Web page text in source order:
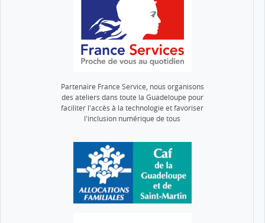
Partenaire France Service, nous organisons
des ateliers dans toute la Guadeloupe pour
faciliter l'accès à la technologie et favoriser
l'inclusion numérique de tous